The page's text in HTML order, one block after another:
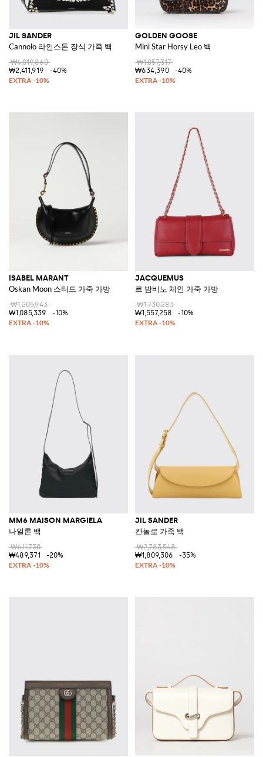
JIL SANDER
Cannolo 라인스톤 장식 가죽 백
₩4,019,860
₩2,411,919
-40%
GOLDEN GOOSE
Mini Star Horsy Leo 백
₩1,057,317
₩634,390
-40%
ISABEL MARANT
Oskan Moon 스터드 가죽 가방
₩1,205,943
₩1,085,339
-10%
JACQUEMUS
르 밤비노 체인 가죽 가방
₩1,730,283
₩1,557,258
-10%
MM6 MAISON MARGIELA
나일론 백
₩611,730
₩489,371
-20%
JIL SANDER
칸놀로 가죽 백
₩2,783,548
₩1,809,306
-35%